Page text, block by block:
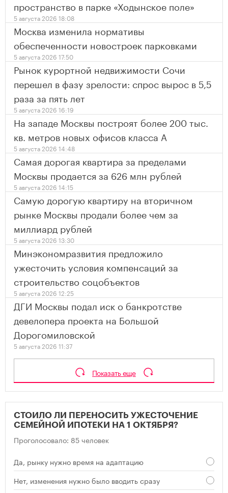
пространство в парке «Ходынское поле»
5 августа 2026 18:08
Москва изменила нормативы
обеспеченности новостроек парковками
5 августа 2026 17:50
Рынок курортной недвижимости Сочи
перешел в фазу зрелости: спрос вырос в 5,5
раза за пять лет
5 августа 2026 16:19
На западе Москвы построят более 200 тыс.
кв. метров новых офисов класса А
5 августа 2026 14:48
Самая дорогая квартира за пределами
Москвы продается за 626 млн рублей
5 августа 2026 14:15
Самую дорогую квартиру на вторичном
рынке Москвы продали более чем за
миллиард рублей
5 августа 2026 13:30
Минэкономразвития предложило
ужесточить условия компенсаций за
строительство соцобъектов
5 августа 2026 12:25
ДГИ Москвы подал иск о банкротстве
девелопера проекта на Большой
Дорогомиловской
5 августа 2026 11:37
Показать еще
СТОИЛО ЛИ ПЕРЕНОСИТЬ УЖЕСТОЧЕНИЕ
СЕМЕЙНОЙ ИПОТЕКИ НА 1 ОКТЯБРЯ?
Проголосовало: 85 человек
Да, рынку нужно время на адаптацию
Нет, изменения нужно было вводить сразу